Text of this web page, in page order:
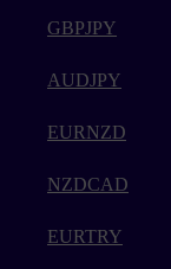
GBPJPY
AUDJPY
EURNZD
NZDCAD
EURTRY